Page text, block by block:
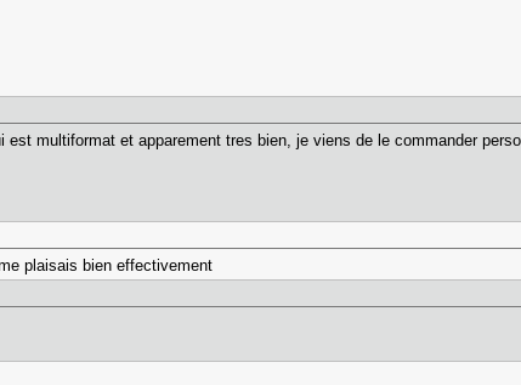
multiformat et apparement tres bien, je viens de le commander
plaisais bien effectivement